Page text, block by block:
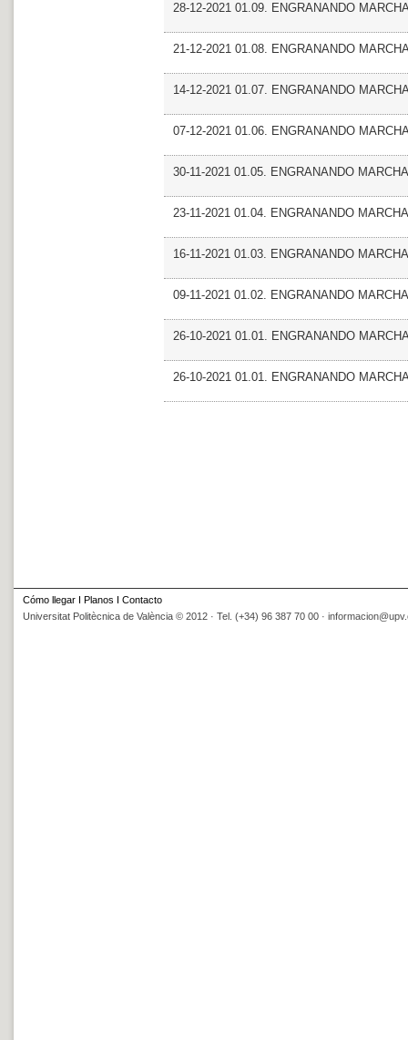
28-12-2021 01.09. ENGRANANDO
21-12-2021 01.08. ENGRANANDO
14-12-2021 01.07. ENGRANANDO
07-12-2021 01.06. ENGRANANDO
30-11-2021 01.05. ENGRANANDO
23-11-2021 01.04. ENGRANANDO
16-11-2021 01.03. ENGRANANDO
09-11-2021 01.02. ENGRANANDO
26-10-2021 01.01. ENGRANANDO
26-10-2021 01.01. ENGRANANDO
Cómo llegar Planos
Contacto
Universitat Politècnica de València © 2012 · Tel. (+34) 96 387 70 00 ·